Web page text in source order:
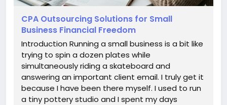
CPA Outsourcing Solutions for Small
Business Financial Freedom
Introduction Running a small business is a bit like
trying to spin a dozen plates while
simultaneously riding a skateboard and
answering an important client email. I truly get it
because I have been there myself. I used to run
a tiny pottery studio and I spent my days